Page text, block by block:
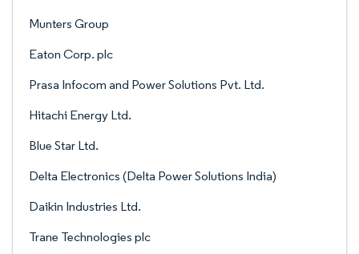
Munters Group
Eaton Corp. plc
Prasa Infocom and Power Solutions Pvt. Ltd.
Hitachi Energy Ltd.
Blue Star Ltd.
Delta Electronics (Delta Power Solutions India)
Daikin Industries Ltd.
Trane Technologies plc